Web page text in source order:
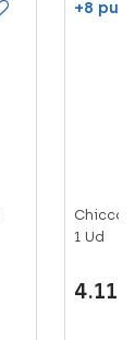
+8
Chicco
1 Ud
4.11